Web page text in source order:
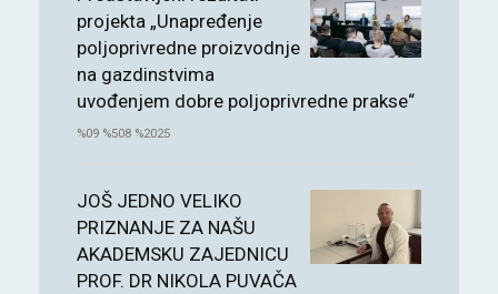
projekta „Unapređenje
poljoprivredne proizvodnje
na gazdinstvima
uvođenjem dobre poljoprivredne prakse“
%09 %508 %2025
JOŠ JEDNO VELIKO
PRIZNANJE ZA NAŠU
AKADEMSKU ZAJEDNICU
PROF. DR NIKOLA PUVAČA